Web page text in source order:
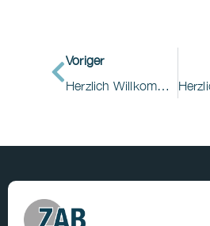
Voriger
Herzlich Willkommen im ZAB Hannover!